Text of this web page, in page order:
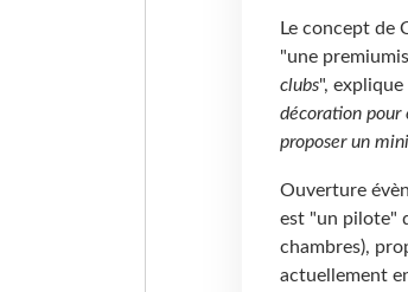
Le concept de
"une
clubs",
décoration pour
proposer un
Ouverture
est "un pilote"
chambres),
actuellement